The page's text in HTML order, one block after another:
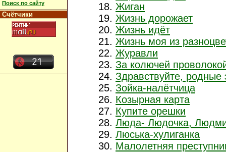
Поиск по сайту
Счётчики
Жиган
Жизнь дорожает
Жизнь идёт
Жизнь моя из
Журавли
За колючей
Здравствуйте, родные
Зойка-налётчица
Козырная карта
Купите орешки
Люда- Людочка,
Люська-хулиганка
Малолетняя